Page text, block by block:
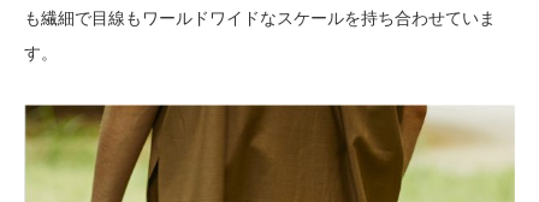
も繊細で目線もワールドワイドなスケールを持ち合わせていま
す。